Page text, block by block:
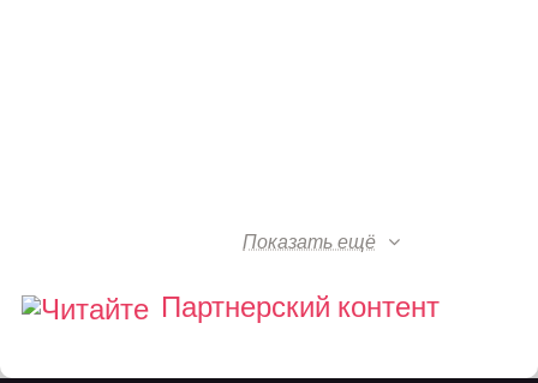
Показать ещё
Партнерский контент